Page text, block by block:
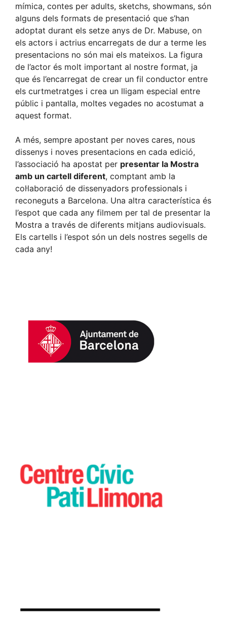
mímica, contes per adults, sketchs, showmans, són
alguns dels formats de presentació que s’han
adoptat durant els setze anys de Dr. Mabuse, on
els actors i actrius encarregats de dur a terme les
presentacions no són mai els mateixos. La figura
de l’actor és molt important al nostre format, ja
que és l’encarregat de crear un fil conductor entre
els curtmetratges i crea un lligam especial entre
públic i pantalla, moltes vegades no acostumat a
aquest format.
A més, sempre apostant per noves cares, nous
dissenys i noves presentacions en cada edició,
l’associació ha apostat per presentar la Mostra
amb un cartell diferent, comptant amb la
col·laboració de dissenyadors professionals i
reconeguts a Barcelona. Una altra característica és
l’espot que cada any filmem per tal de presentar la
Mostra a través de diferents mitjans audiovisuals.
Els cartells i l’espot són un dels nostres segells de
cada any!